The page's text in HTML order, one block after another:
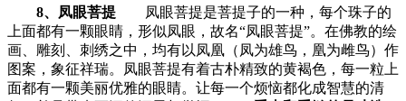
8、凤眼菩提 凤眼菩提是菩提子的一种，每个珠子的
上面都有一颗眼睛，形似凤眼，故名“凤眼菩提”。在佛教的绘
画、雕刻、刺绣之中，均有以凤凰（凤为雄鸟，凰为雌鸟）作
图案，象征祥瑞。凤眼菩提有着古朴精致的黄褐色，每一粒上
面都有一颗美丽优雅的眼睛。让每一个烦恼都化成智慧的清